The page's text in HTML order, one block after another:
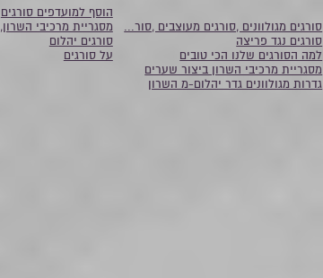
סורגים מגולוונים ,סורגים מעוצבים ,סור...
סורגים נגד פריצה
למה הסורגים שלנו הכי טובים
מסגריית מרכיבי השרון ביצור שערים
גדרות מגולוונים גדר יהלום-מ השרון
הוסף למועדפים סורגים
מסגריית מרכיבי השרון,
סורגים יהלום
על סורגים